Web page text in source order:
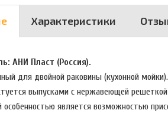
Характеристики
АНИ Пласт (Россия).
для двойной раковины (кухонной
выпусками с нержавеющей
особенностью является возможностью